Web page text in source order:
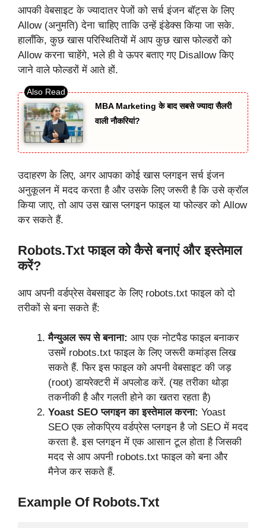
आपकी वेबसाइट के ज्यादातर पेजों को सर्च इंजन बॉट्स के लिए
Allow (अनुमति) देना चाहिए ताकि उन्हें इंडेक्स किया जा सके.
हालाँकि, कुछ खास परिस्थितियों में आप कुछ खास फोल्डरों को
Allow करना चाहेंगे, भले ही वे ऊपर बताए गए Disallow किए
जाने वाले फोल्डरों में आते हों.
MBA Marketing के बाद सबसे ज्यादा सैलरी
वाली नौकरियां?
उदाहरण के लिए, अगर आपका कोई खास प्लगइन सर्च इंजन
अनुकूलन में मदद करता है और उसके लिए जरूरी है कि उसे क्रॉल
किया जाए, तो आप उस खास प्लगइन फाइल या फोल्डर को Allow
कर सकते हैं.
Robots.txt फाइल को कैसे बनाएं और इस्तेमाल
करें?
आप अपनी वर्डप्रेस वेबसाइट के लिए robots.txt फाइल को दो
तरीकों से बना सकते हैं:
मैन्युअल रूप से बनाना: आप एक नोटपैड फाइल बनाकर
उसमें robots.txt फाइल के लिए जरूरी कमांड्स लिख
सकते हैं. फिर इस फाइल को अपनी वेबसाइट की जड़
(root) डायरेक्टरी में अपलोड करें. (यह तरीका थोड़ा
तकनीकी है और गलती होने का खतरा रहता है)
Yoast SEO प्लगइन का इस्तेमाल करना: Yoast
SEO एक लोकप्रिय वर्डप्रेस प्लगइन है जो SEO में मदद
करता है. इस प्लगइन में एक आसान टूल होता है जिसकी
मदद से आप अपनी robots.txt फाइल को बना और
मैनेज कर सकते हैं.
Example Of Robots.txt